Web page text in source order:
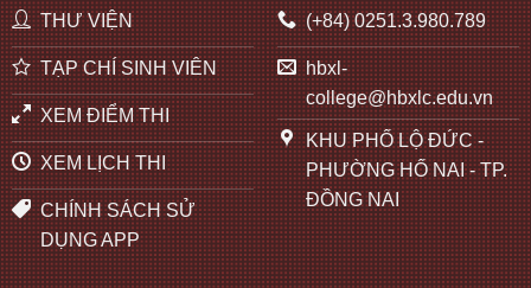
THƯ VIỆN
TẠP CHÍ SINH VIÊN
XEM ĐIỂM THI
XEM LỊCH THI
CHÍNH SÁCH SỬ
DỤNG APP
(+84) 0251.3.980.789
hbxl-
college@hbxlc.edu.vn
KHU PHỐ LỘ ĐỨC -
PHƯỜNG HỐ NAI - TP.
ĐỒNG NAI